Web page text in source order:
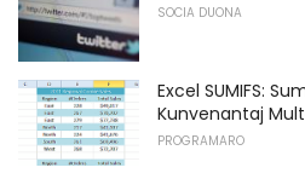
SOCIA DUONA
Excel SUMIFS:
Kunvenantaj
PROGRAMARO